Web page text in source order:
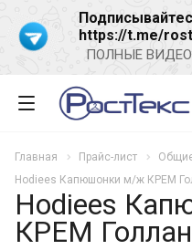
https://t.me/
ПОЛНЫЕ
Главная Прайс-лист
Hodiees Капюшонки м/ж КРЕМ
Hodiees
КРЕМ